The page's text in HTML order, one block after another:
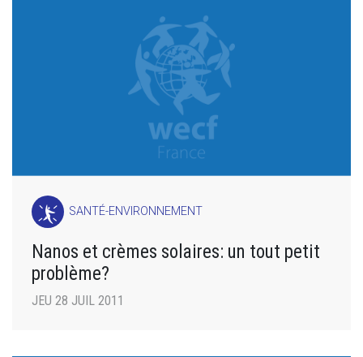
SANTÉ-ENVIRONNEMENT
Nanos et crèmes solaires: un tout petit
problème?
JEU 28 JUIL 2011